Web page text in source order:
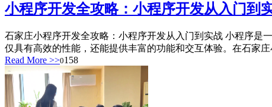
小程序开发全攻略：小程序开发从入门到
石家庄小程序开发全攻略：小程序开发从入门到实战 小程序是
仅具有高效的性能，还能提供丰富的功能和交互体验。在石家
Read More >>0158